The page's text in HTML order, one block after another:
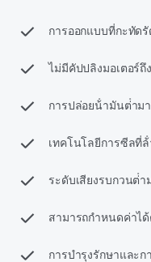
การออกแบบที่กะทัด
ไม่มีคัปปลิงมอเตอร์ถึ
การปล่อยน้ํามันต่ําม
เทคโนโลยีการซีลที่
ระดับเสียงรบกวนต่ํ
สามารถกําหนดค่าไ
การบํารุงรักษาและ